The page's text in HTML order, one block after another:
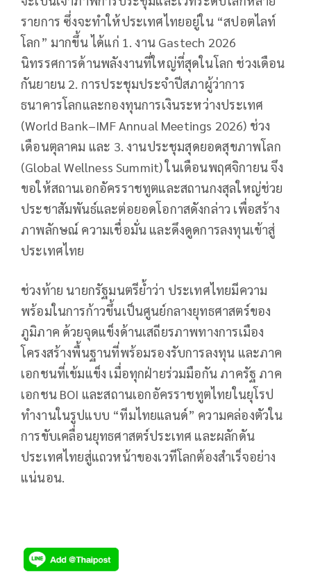
รายการ ซึ่งจะทำให้ประเทศไทยอยู่ใน “สปอตไลท์
โลก” มากขึ้น ได้แก่ 1. งาน Gastech 2026
นิทรรศการด้านพลังงานที่ใหญ่ที่สุดในโลก ช่วงเดือน
กันยายน 2. การประชุมประจำปีสภาผู้ว่าการ
ธนาคารโลกและกองทุนการเงินระหว่างประเทศ
(World Bank–IMF Annual Meetings 2026) ช่วง
เดือนตุลาคม และ 3. งานประชุมสุดยอดสุขภาพโลก
(Global Wellness Summit) ในเดือนพฤศจิกายน จึง
ขอให้สถานเอกอัครราชทูตและสถานกงสุลใหญ่ช่วย
ประชาสัมพันธ์และต่อยอดโอกาสดังกล่าว เพื่อสร้าง
ภาพลักษณ์ ความเชื่อมั่น และดึงดูดการลงทุนเข้าสู่
ประเทศไทย
ช่วงท้าย นายกรัฐมนตรีย้ำว่า ประเทศไทยมีความ
พร้อมในการก้าวขึ้นเป็นศูนย์กลางยุทธศาสตร์ของ
ภูมิภาค ด้วยจุดแข็งด้านเสถียรภาพทางการเมือง
โครงสร้างพื้นฐานที่พร้อมรองรับการลงทุน และภาค
เอกชนที่เข้มแข็ง เมื่อทุกฝ่ายร่วมมือกัน ภาครัฐ ภาค
เอกชน BOI และสถานเอกอัครราชทูตไทยในยุโรป
ทำงานในรูปแบบ “ทีมไทยแลนด์” ความคล่องตัวใน
การขับเคลื่อนยุทธศาสตร์ประเทศ และผลักดัน
ประเทศไทยสู่แถวหน้าของเวทีโลกต้องสำเร็จอย่าง
แน่นอน.